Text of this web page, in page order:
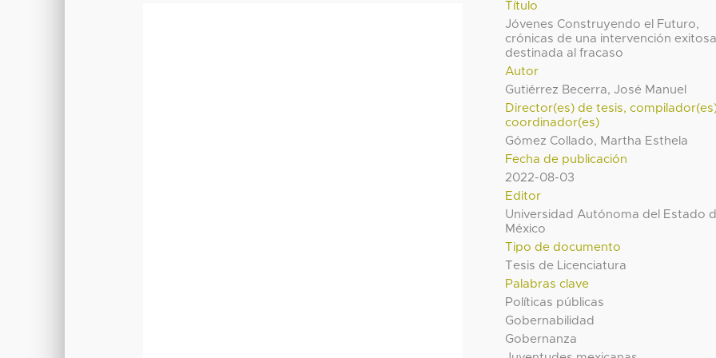
Título
Jóvenes Construyendo el Futuro,
crónicas de una intervención exitosa
destinada al fracaso
Autor
Gutiérrez Becerra, José Manuel
Director(es) de tesis,
coordinador(es)
Gómez Collado, Martha Esthela
Fecha de publicación
2022-08-03
Editor
Universidad Autónoma del Estado
México
Tipo de documento
Tesis de Licenciatura
Palabras clave
Políticas públicas
Gobernabilidad
Gobernanza